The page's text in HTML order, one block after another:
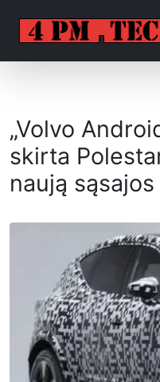
„Volvo
skirta
naują